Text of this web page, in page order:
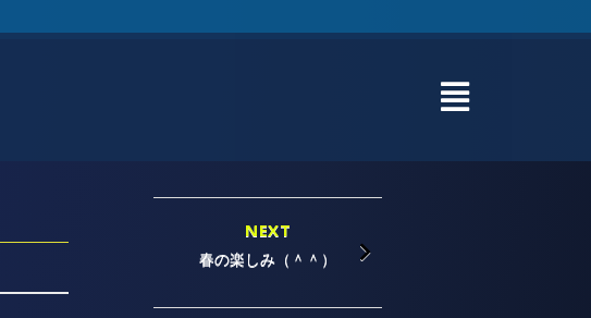
NEXT
春の楽しみ（＾＾）